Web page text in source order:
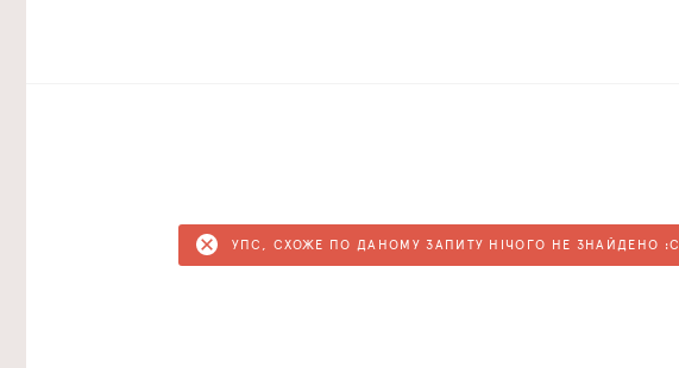
УПС, СХОЖЕ ПО ДАНОМУ ЗАПИТУ НІЧОГО НЕ ЗНАЙДЕНО :C